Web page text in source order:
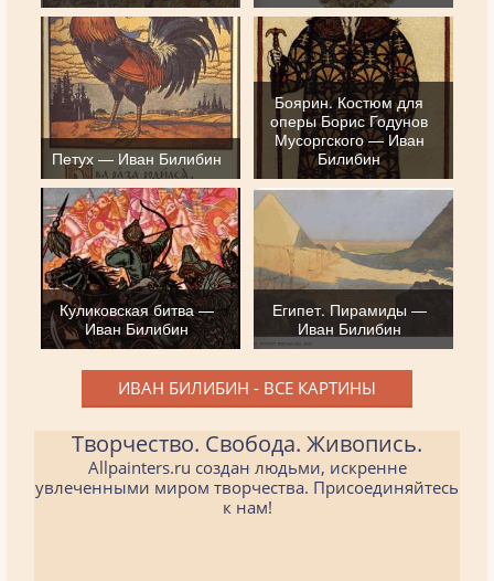
Петух — Иван Билибин
Боярин. Костюм для
оперы Борис Годунов
Мусоргского — Иван
Билибин
Куликовская битва —
Иван Билибин
Египет. Пирамиды —
Иван Билибин
ИВАН БИЛИБИН - ВСЕ КАРТИНЫ
Творчество. Свобода. Живопись.
Allpainters.ru создан людьми, искренне
увлеченными миром творчества. Присоединяйтесь
к нам!